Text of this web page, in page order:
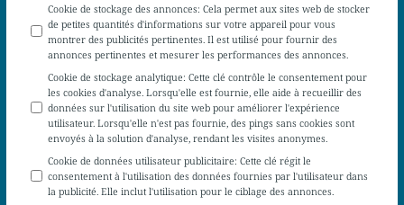
Cookie de stockage des annonces: Cela permet aux sites web de stocker
de petites quantités d'informations sur votre appareil pour vous
montrer des publicités pertinentes. Il est utilisé pour fournir des
annonces pertinentes et mesurer les performances des annonces.
Cookie de stockage analytique: Cette clé contrôle le consentement pour
les cookies d'analyse. Lorsqu'elle est fournie, elle aide à recueillir des
données sur l'utilisation du site web pour améliorer l'expérience
utilisateur. Lorsqu'elle n'est pas fournie, des pings sans cookies sont
envoyés à la solution d'analyse, rendant les visites anonymes.
Cookie de données utilisateur publicitaire: Cette clé régit le
consentement à l'utilisation des données fournies par l'utilisateur dans
la publicité. Elle inclut l'utilisation pour le ciblage des annonces.